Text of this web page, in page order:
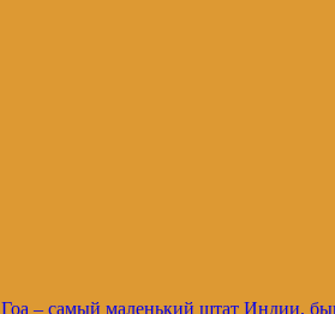
Гоа – самый маленький штат Индии,